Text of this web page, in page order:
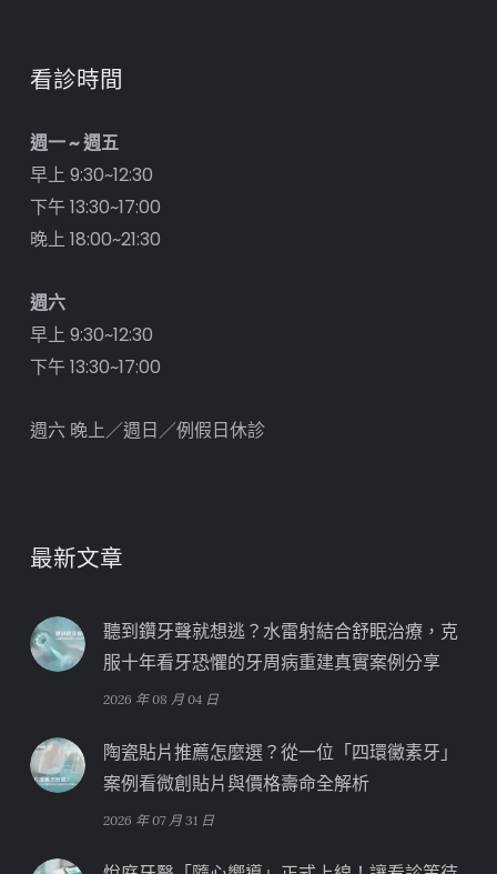
看診時間
週一 ~ 週五
早上 9:30~12:30
下午 13:30~17:00
晚上 18:00~21:30
週六
早上 9:30~12:30
下午 13:30~17:00
週六 晚上／週日／例假日休診
最新文章
聽到鑽牙聲就想逃？水雷射結合舒眠治療，克
服十年看牙恐懼的牙周病重建真實案例分享
2026 年 08 月 04 日
陶瓷貼片推薦怎麼選？從一位「四環黴素牙」
案例看微創貼片與價格壽命全解析
2026 年 07 月 31 日